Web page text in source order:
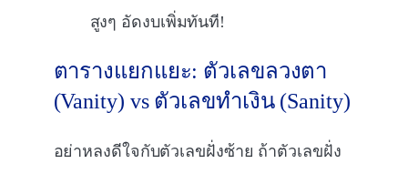
สูงๆ อัดงบเพิ่มทันที!
ตารางแยกแยะ: ตัวเลขลวงตา
(Vanity) vs ตัวเลขทำเงิน (Sanity)
อย่าหลงดีใจกับตัวเลขฝั่งซ้าย ถ้าตัวเลขฝั่ง